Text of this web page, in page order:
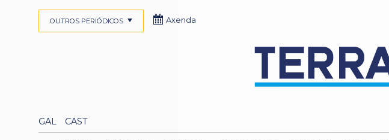
GAL CAST
OUTROS PERIÓDICOS Axenda